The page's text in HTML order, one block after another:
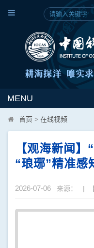
MENU
首页 > 在线视频
【观海新闻
“琅琊”精准感
2026-07-06 来源： |